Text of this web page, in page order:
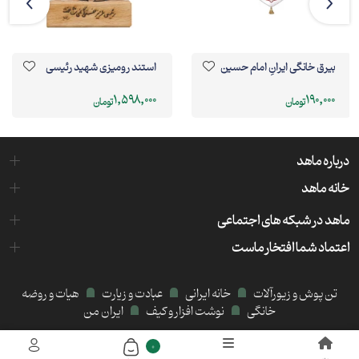
بیرق خانگی ایرانِ امام حسین
190,000تومان
استند رومیزی شهید رئیسی
1,598,000تومان
درباره ماهد
خانه ماهد
ماهد در شبکه های اجتماعی
اعتماد شما افتخار ماست
تن پوش و زیورآلات خانه ایرانی عبادت و زیارت
هیات و روضه
خانگی
نوشت افزار و کیف
ایران من
میزبانی هاست و سرور:کیمیا هاست
0